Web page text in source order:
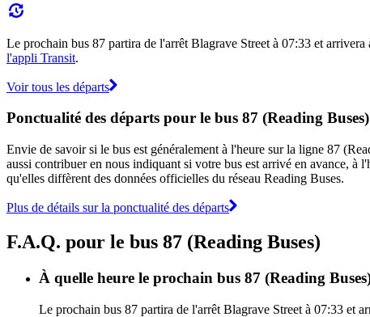
Le prochain bus 87 partira de l'arrêt Blagrave Street à 07:33 et
l'appli Transit.
Voir tous les départs
Ponctualité des départs pour le bus 87 (Reading Buses)
Envie de savoir si le bus est généralement à l'heure sur la ligne 87
aussi contribuer en nous indiquant si votre bus est arrivé en avance, à
qu'elles diffèrent des données officielles du réseau Reading Buses.
Plus de détails sur la ponctualité des départs
F.A.Q. pour le bus 87 (Reading Buses)
À quelle heure le prochain bus 87 (Reading
Le prochain bus 87 partira de l'arrêt Blagrave Street à 07:33 et